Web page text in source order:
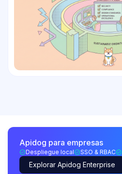
Apidog para empresas
Despliegue local SSO & RBAC
Explorar Apidog Enterprise